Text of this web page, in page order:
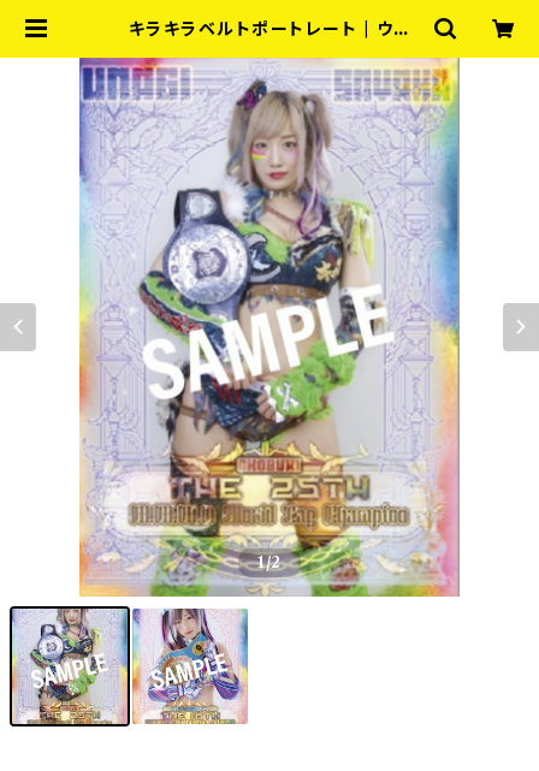
キラキラベルトポートレート | ウナ
1/2